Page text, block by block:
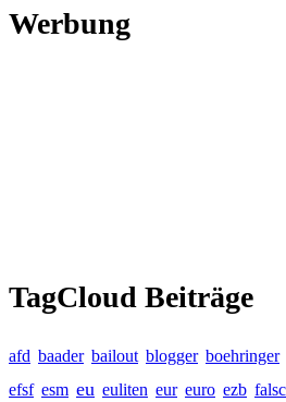
Werbung
TagCloud Beiträge
afd baader bailout blogger boehringer
efsf esm eu euliten eur euro ezb